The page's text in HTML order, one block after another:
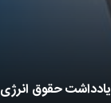
یادداشت حقوق انرژی